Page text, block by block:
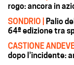
rogo: ancora in
SONDRIO |
Palio
64ª edizione tra
CASTIONE
dopo l’incidente: